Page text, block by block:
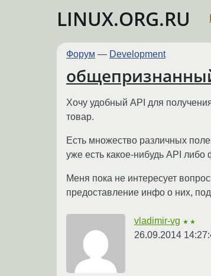
LINUX.ORG.RU
Форум — Development
Хочу удобный API для
товар.
Есть множество различных
уже есть какое-нибудь API
Меня пока не интересует
предоставление инфо о них,
vladimir-vg ★★
26.09.2014